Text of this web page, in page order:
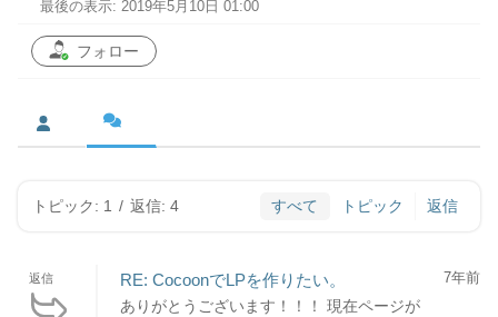
最後の表示: 2019年5月10日 01:00
フォロー
トピック: 1 / 返信: 4 すべて トピック 返信
返信 RE: CocoonでLPを作りたい。
ありがとうございます！！！ 現在ページが
7年前